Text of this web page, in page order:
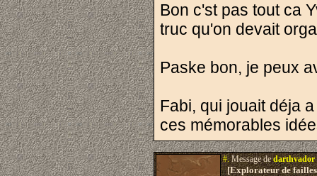
Bon c'st pas tout ca
truc qu'on devait
Paske bon, je peux
Fabi, qui jouait déja
ces mémorables
#.Message dedarthvador
[Explorateur de